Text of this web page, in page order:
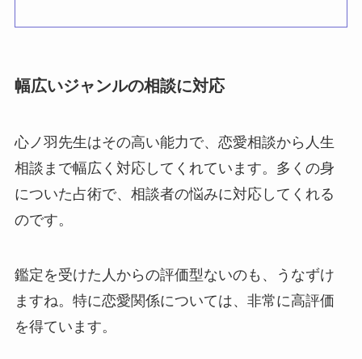
幅広いジャンルの相談に対応
心ノ羽先生はその高い能力で、恋愛相談から人生
相談まで幅広く対応してくれています。多くの身
についた占術で、相談者の悩みに対応してくれる
のです。
鑑定を受けた人からの評価型ないのも、うなずけ
ますね。特に恋愛関係については、非常に高評価
を得ています。